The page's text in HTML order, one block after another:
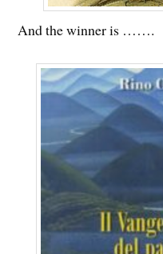
And the winner is …….